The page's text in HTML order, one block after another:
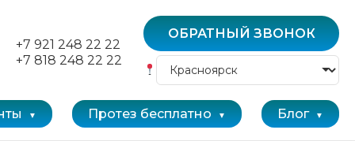
+7 921 248 22 22
+7 818 248 22 22
ОБРАТНЫЙ ЗВОНОК
Протез бесплатно Блог